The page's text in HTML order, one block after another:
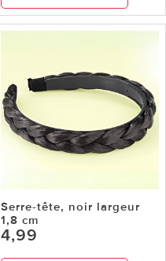
Serre-tête, noir largeur
1,8 cm
4,99